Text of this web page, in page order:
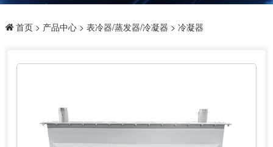
首页> 产品中心> 表冷器/蒸发器/冷凝器 > 冷凝器